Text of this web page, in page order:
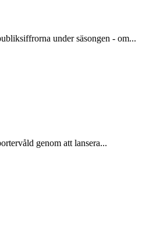
under säsongen - om...
genom att lansera...